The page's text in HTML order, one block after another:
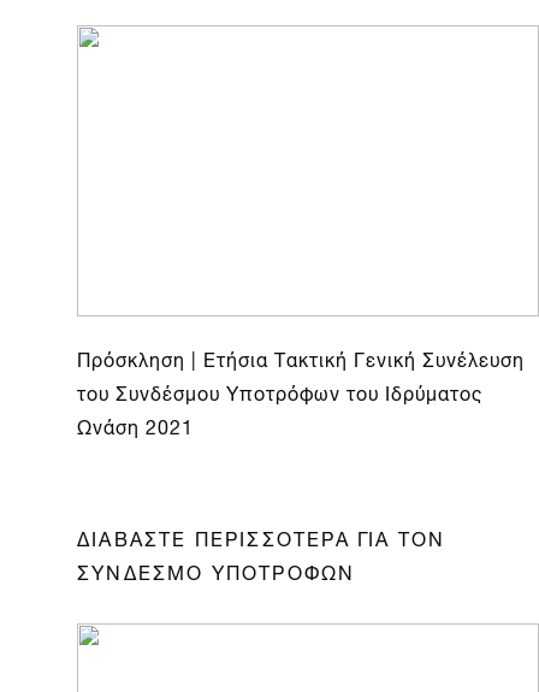
Πρόσκληση | Ετήσια Τακτική Γενική Συνέλευση
του Συνδέσμου Υποτρόφων του Ιδρύματος
Ωνάση 2021
ΔΙΑΒΑΣΤΕ ΠΕΡΙΣΣΟΤΕΡΑ ΓΙΑ ΤΟΝ
ΣΥΝΔΕΣΜΟ ΥΠΟΤΡΟΦΩΝ